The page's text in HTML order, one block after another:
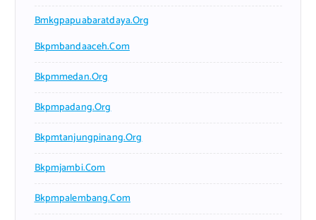
Bmkgpapuabaratdaya.org
Bkpmbandaaceh.com
Bkpmmedan.org
Bkpmpadang.org
Bkpmtanjungpinang.org
Bkpmjambi.com
Bkpmpalembang.com